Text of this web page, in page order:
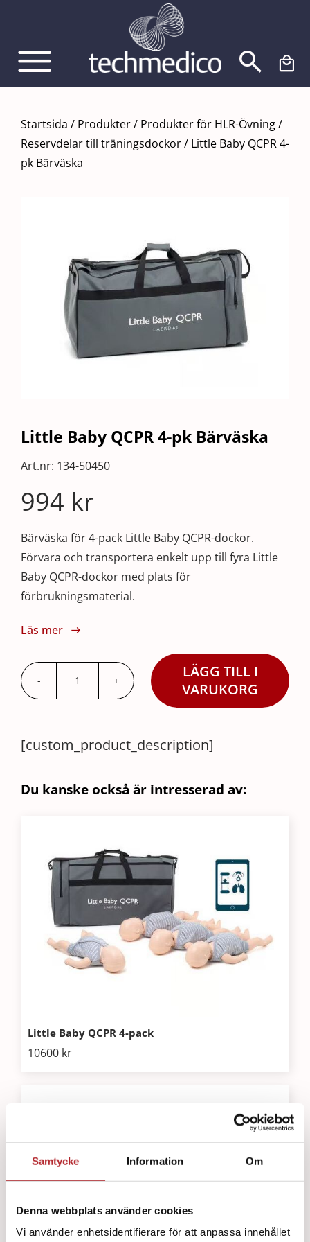
Samtycke Information Om
Denna webbplats använder cookies
Vi använder enhetsidentifierare för att anpassa innehållet
innehållet
Startsida / Produkter/ Produkter för HLR-Övning/
Reservdelar till träningsdockor/ Little Baby QCPR 4-
pk Bärväska
Little Baby QCPR 4-pk Bärväska
Art.nr: 134-50450
994 kr
Bärväska för 4-pack Little Baby QCPR-dockor.
Förvara och transportera enkelt upp till fyra Little
Baby QCPR-dockor med plats för
förbrukningsmaterial.
Läs mer
Little
4-
Bärväska
LÄGG TILL I
VARUKORG
[custom_product_description]
Du kanske också är intresserad av:
Little Baby QCPR 4-pack
10600 kr